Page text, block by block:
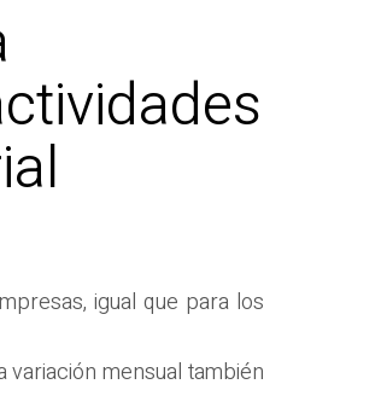
igual que para los
mensual también